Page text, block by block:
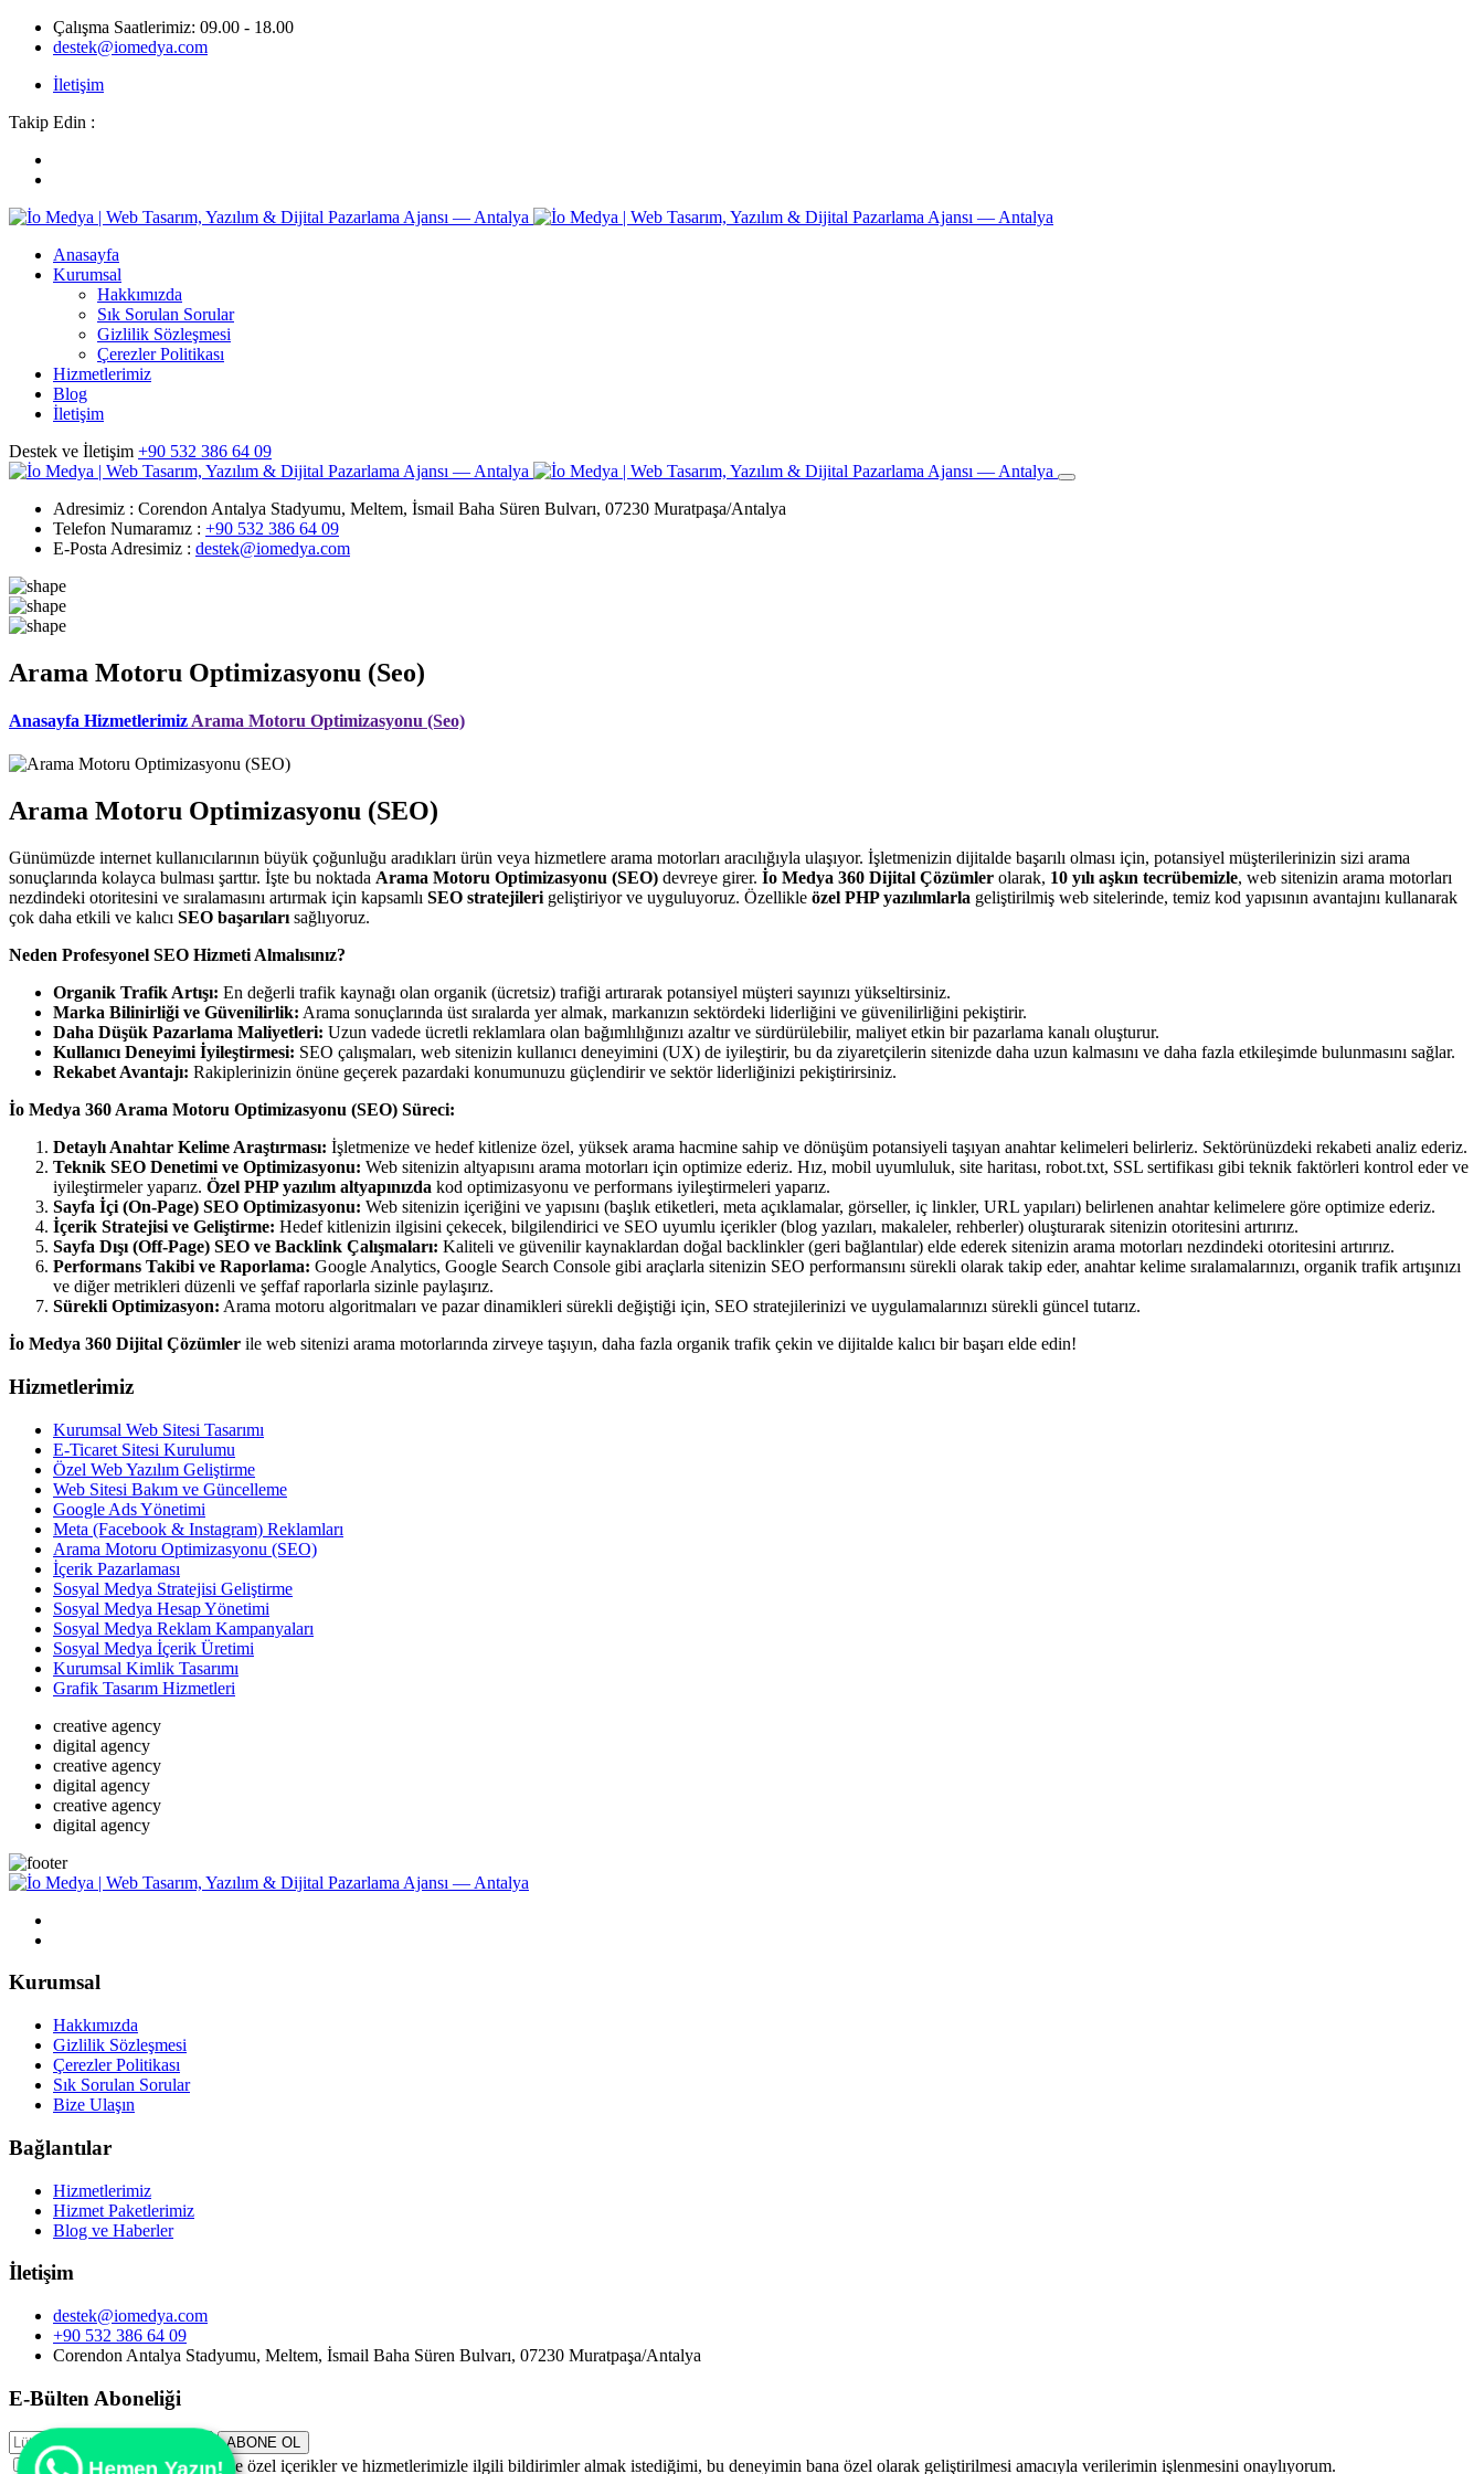
Hemen Yazın!
Çalışma Saatlerimiz: 09.00 - 18.00
destek@iomedya.com
İletişim
Takip Edin :
Anasayfa
Kurumsal
Hakkımızda
Sık Sorulan Sorular
Gizlilik Sözleşmesi
Çerezler Politikası
Hizmetlerimiz
Blog
İletişim
Destek ve İletişim +90 532 386 64 09
Adresimiz : Corendon Antalya Stadyumu, Meltem, İsmail Baha Süren Bulvarı, 07230 Muratpaşa/Antalya
Telefon Numaramız : +90 532 386 64 09
E-Posta Adresimiz : destek@iomedya.com
Arama Motoru Optimizasyonu (Seo)
Anasayfa Hizmetlerimiz Arama Motoru Optimizasyonu (Seo)
Arama Motoru Optimizasyonu (SEO)
Günümüzde internet kullanıcılarının büyük çoğunluğu aradıkları ürün veya hizmetlere arama motorları aracılığıyla ulaşıyor. İşletmenizin dijitalde başarılı olması için, potansiyel müşterilerinizin sizi arama
sonuçlarında kolayca bulması şarttır. İşte bu noktada Arama Motoru Optimizasyonu (SEO) devreye girer. İo Medya 360 Dijital Çözümler olarak, 10 yılı aşkın tecrübemizle, web sitenizin arama motorları
nezdindeki otoritesini ve sıralamasını artırmak için kapsamlı SEO stratejileri geliştiriyor ve uyguluyoruz. Özellikle özel PHP yazılımlarla geliştirilmiş web sitelerinde, temiz kod yapısının avantajını kullanarak
çok daha etkili ve kalıcı SEO başarıları sağlıyoruz.
Neden Profesyonel SEO Hizmeti Almalısınız?
Organik Trafik Artışı: En değerli trafik kaynağı olan organik (ücretsiz) trafiği artırarak potansiyel müşteri sayınızı yükseltirsiniz.
Marka Bilinirliği ve Güvenilirlik: Arama sonuçlarında üst sıralarda yer almak, markanızın sektördeki liderliğini ve güvenilirliğini pekiştirir.
Daha Düşük Pazarlama Maliyetleri: Uzun vadede ücretli reklamlara olan bağımlılığınızı azaltır ve sürdürülebilir, maliyet etkin bir pazarlama kanalı oluşturur.
Kullanıcı Deneyimi İyileştirmesi: SEO çalışmaları, web sitenizin kullanıcı deneyimini (UX) de iyileştirir, bu da ziyaretçilerin sitenizde daha uzun kalmasını ve daha fazla etkileşimde bulunmasını sağlar.
Rekabet Avantajı: Rakiplerinizin önüne geçerek pazardaki konumunuzu güçlendirir ve sektör liderliğinizi pekiştirirsiniz.
İo Medya 360 Arama Motoru Optimizasyonu (SEO) Süreci:
Detaylı Anahtar Kelime Araştırması: İşletmenize ve hedef kitlenize özel, yüksek arama hacmine sahip ve dönüşüm potansiyeli taşıyan anahtar kelimeleri belirleriz. Sektörünüzdeki rekabeti analiz ederiz.
Teknik SEO Denetimi ve Optimizasyonu: Web sitenizin altyapısını arama motorları için optimize ederiz. Hız, mobil uyumluluk, site haritası, robot.txt, SSL sertifikası gibi teknik faktörleri kontrol eder ve
iyileştirmeler yaparız. Özel PHP yazılım altyapınızda kod optimizasyonu ve performans iyileştirmeleri yaparız.
Sayfa İçi (On-Page) SEO Optimizasyonu: Web sitenizin içeriğini ve yapısını (başlık etiketleri, meta açıklamalar, görseller, iç linkler, URL yapıları) belirlenen anahtar kelimelere göre optimize ederiz.
İçerik Stratejisi ve Geliştirme: Hedef kitlenizin ilgisini çekecek, bilgilendirici ve SEO uyumlu içerikler (blog yazıları, makaleler, rehberler) oluşturarak sitenizin otoritesini artırırız.
Sayfa Dışı (Off-Page) SEO ve Backlink Çalışmaları: Kaliteli ve güvenilir kaynaklardan doğal backlinkler (geri bağlantılar) elde ederek sitenizin arama motorları nezdindeki otoritesini artırırız.
Performans Takibi ve Raporlama: Google Analytics, Google Search Console gibi araçlarla sitenizin SEO performansını sürekli olarak takip eder, anahtar kelime sıralamalarınızı, organik trafik artışınızı
ve diğer metrikleri düzenli ve şeffaf raporlarla sizinle paylaşırız.
Sürekli Optimizasyon: Arama motoru algoritmaları ve pazar dinamikleri sürekli değiştiği için, SEO stratejilerinizi ve uygulamalarınızı sürekli güncel tutarız.
İo Medya 360 Dijital Çözümler ile web sitenizi arama motorlarında zirveye taşıyın, daha fazla organik trafik çekin ve dijitalde kalıcı bir başarı elde edin!
Hizmetlerimiz
Kurumsal Web Sitesi Tasarımı
E-Ticaret Sitesi Kurulumu
Özel Web Yazılım Geliştirme
Web Sitesi Bakım ve Güncelleme
Google Ads Yönetimi
Meta (Facebook & Instagram) Reklamları
Arama Motoru Optimizasyonu (SEO)
İçerik Pazarlaması
Sosyal Medya Stratejisi Geliştirme
Sosyal Medya Hesap Yönetimi
Sosyal Medya Reklam Kampanyaları
Sosyal Medya İçerik Üretimi
Kurumsal Kimlik Tasarımı
Grafik Tasarım Hizmetleri
creative agency
digital agency
creative agency
digital agency
creative agency
digital agency
Kurumsal
Hakkımızda
Gizlilik Sözleşmesi
Çerezler Politikası
Sık Sorulan Sorular
Bize Ulaşın
Bağlantılar
Hizmetlerimiz
Hizmet Paketlerimiz
Blog ve Haberler
İletişim
destek@iomedya.com
+90 532 386 64 09
Corendon Antalya Stadyumu, Meltem, İsmail Baha Süren Bulvarı, 07230 Muratpaşa/Antalya
E-Bülten Aboneliği
ABONE OL
E-posta adresimi vererek, size özel içerikler ve hizmetlerimizle ilgili bildirimler almak istediğimi, bu deneyimin bana özel olarak geliştirilmesi amacıyla verilerimin işlenmesini onaylıyorum.